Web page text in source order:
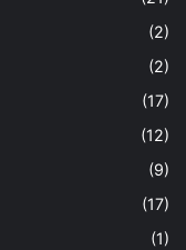
(2)
(2)
(17)
(12)
(9)
(17)
(1)